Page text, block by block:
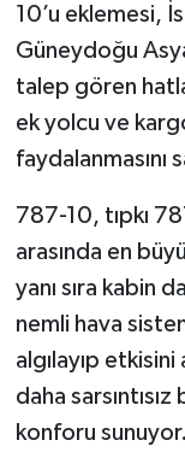
10’u eklemesi,
Güneydoğu
talep gören
ek yolcu ve
faydalanmasını
787-10, tıpkı
arasında en
yanı sıra kabin
nemli hava
algılayıp
daha
konforu sunuyor.